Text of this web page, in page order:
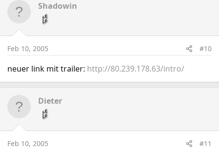
Shadowin
Feb 10, 2005 #10
neuer link mit trailer: http://80.239.178.63/intro/
Dieter
Feb 10, 2005 #11